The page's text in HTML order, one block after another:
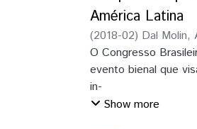
América Latina
(2018-02) Dal Molin,
Elaine Della Giustina;
José;Faria Junior,
Pie, Marcio Roberto
Peter
O Congresso
evento bienal que
in-
teressadas em
Show more